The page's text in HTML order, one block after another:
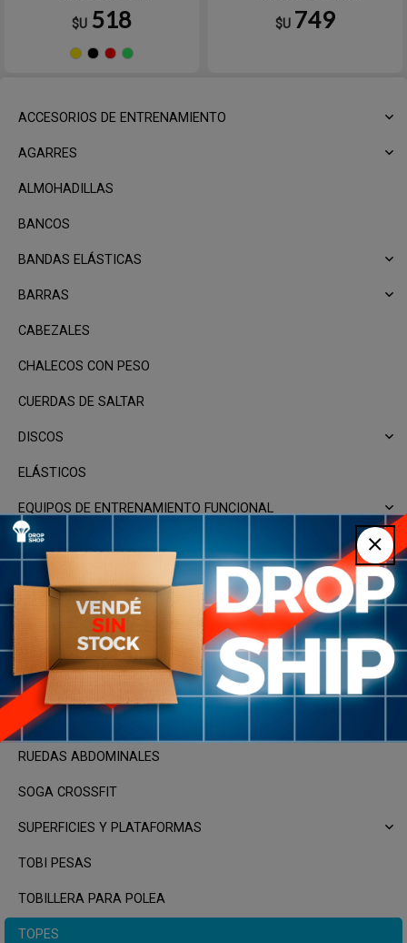
ACCESORIOS DE ENTRENAMIENTO
AGARRES
ALMOHADILLAS
BANCOS
BANDAS ELÁSTICAS
BARRAS
CABEZALES
CHALECOS CON PESO
CUERDAS DE SALTAR
DISCOS
ELÁSTICOS
EQUIPOS DE ENTRENAMIENTO FUNCIONAL
EQUIPOS DE SUSPENSION Y AGARRE
HAND GRIP
MANCUERNAS
MAQUINAS, APARATOS Y RACKS
PESAS RUSAS
PUSH UP
RUEDAS ABDOMINALES
SOGA CROSSFIT
SUPERFICIES Y PLATAFORMAS
TOBI PESAS
TOBILLERA PARA POLEA
TOPES
$U 518 $U 749